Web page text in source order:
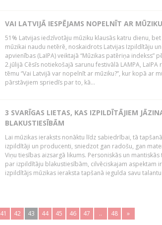
VAI LATVIJĀ IESPĒJAMS NOPELNĪT AR
51% Latvijas iedzīvotāju mūziku klausās katru dienu, bet
mūzikai naudu netērē, noskaidrots Latvijas Izpildītāju
apvienības (LaIPA) veiktajā “Mūzikas patēriņa indekss”
2.jūlijā Cēsīs notiekošajā sarunu festivālā LAMPA,
tēmu “Vai Latvijā var nopelnīt ar mūziku?”, kur kopā ar
pārstāvjiem spriedīs par to, kā...
3 SVARĪGAS LIETAS, KAS IZPILDĪTĀJIEM
BLAKUSTIESĪBĀM
Lai mūzikas ieraksts nonāktu līdz sabiedrībai, tā
izpildītāji un producenti, sniedzot gan radošu, gan
Viņu tiesības aizsargā likums. Personiskās un
par izpildītāju blakustiesībām, cilvēciskajam aspektam
izpildītājs mūzikas ieraksta tapšanā iegulda savu talantu
41 42 43 44 45 46 47 .. 48 »